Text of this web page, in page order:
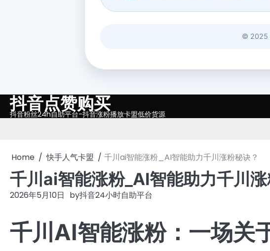
Skip抖音点赞购买
抖音粉丝24h自助平台-抖音涨粉播放卡盟低价货源
Home 快手人气卡盟 千川ai智能涨粉_AI智能助力千川涨粉秘诀？
千川ai智能涨粉_AI智能助力千川涨
2026年5月10日 by抖音24小时自助平台
千川AI智能涨粉：一场关